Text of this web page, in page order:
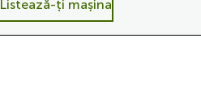
Listează-ți mașina